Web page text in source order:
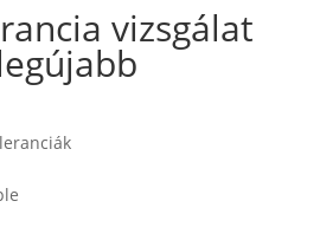
vizsgálat